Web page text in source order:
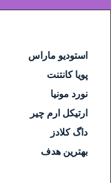
استودیو ماراس
پویا کانتنت
نورد مونیا
ارتیکل ارم چیر
داگ کلادز
بهترین هدف